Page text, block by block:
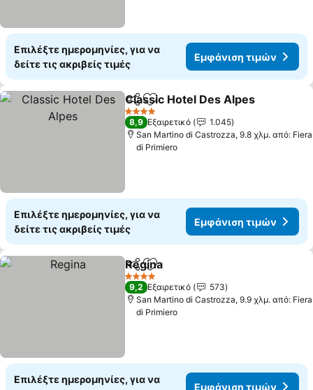
Επιλέξτε ημερομηνίες, για να
δείτε τις ακριβείς τιμές
Εμφάνιση τιμών
Κοινοποίηση
Προσθήκη στα αγαπημένα
Classic Hotel Des Alpes
4 Αστέρια
8,9 Εξαιρετικό
1.045
San Martino di Castrozza, 9.8 χλμ. από: Fiera
di Primiero
Επιλέξτε ημερομηνίες, για να
δείτε τις ακριβείς τιμές
Εμφάνιση τιμών
Κοινοποίηση
Προσθήκη στα αγαπημένα
Regina
4 Αστέρια
9,2 Εξαιρετικό
573
San Martino di Castrozza, 9.9 χλμ. από: Fiera
di Primiero
Επιλέξτε ημερομηνίες, για να
Εμφάνιση τιμών